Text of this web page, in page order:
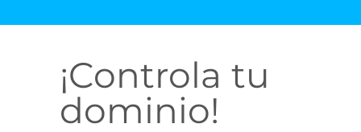
¡Controla tu
dominio!